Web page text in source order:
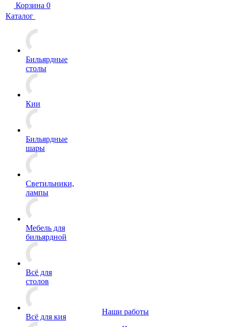
Корзина 0
Каталог
Бильярдные
столы
Кии
Бильярдные
шары
Светильники,
лампы
Мебель для
бильярдной
Всё для
столов
Всё для кия
Наши работы